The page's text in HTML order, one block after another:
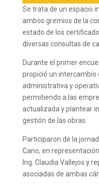
Se trata de un espacio
ambos gremios de la
estado de los
diversas consultas de
Durante el primer
propició un intercambio
administrativa y
permitiendo a las
actualizada y plantear
gestión de las obras.
Participaron de la
Cano, en
Ing. Claudia Vallejos y
asociadas de ambas